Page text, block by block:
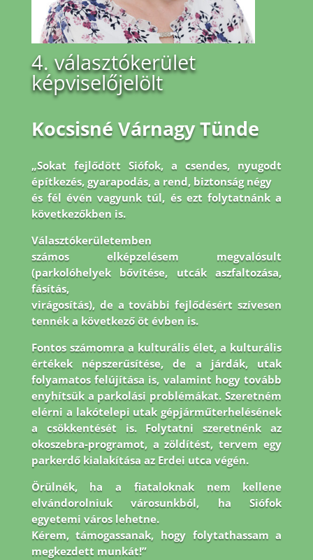
4. választókerület
képviselőjelölt
Kocsisné Várnagy Tünde
„Sokat fejlődött Siófok, a csendes, nyugodt
építkezés, gyarapodás, a rend, biztonság négy
és fél évén vagyunk túl, és ezt folytatnánk a
következőkben is.
Választókerületemben
számos elképzelésem megvalósult
(parkolóhelyek bővítése, utcák aszfaltozása,
fásítás,
virágosítás), de a további fejlődésért szívesen
tennék a következő öt évben is.
Fontos számomra a kulturális élet, a kulturális
értékek népszerűsítése, de a járdák, utak
folyamatosfelújítása is, valamint hogy tovább
enyhítsük a parkolási problémákat. Szeretném
elérni a lakótelepi utak gépjárműterhelésének
a csökkentését is. Folytatni szeretnénk az
okoszebra-programot, a zöldítést, tervem egy
parkerdő kialakítása az Erdei utca végén.
Örülnék, ha a fiataloknak nem kellene
elvándorolniuk városunkból, ha Siófok
egyetemi város lehetne.
Kérem, támogassanak, hogy folytathassam a
megkezdett munkát!”